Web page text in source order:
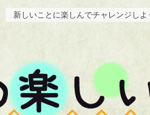
新しいことに楽しんでチャレンジしよ